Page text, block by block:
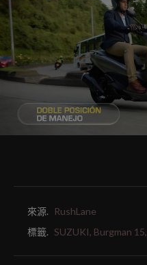
來源.
RushLane
標籤. SUZUKI, Burgman 15,